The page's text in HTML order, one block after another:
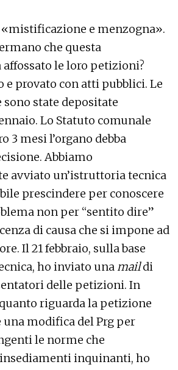
e menzogna».
che questa
le loro petizioni?
e provato con atti pubblici. Le
state depositate
Lo Statuto comunale
3 mesi l’organo debba
Abbiamo
avviato un’istruttoria tecnica
prescindere per conoscere
non per “sentito dire”
di causa che si impone ad
Il 21 febbraio, sulla base
ho inviato una maildi
delle petizioni. In
riguarda la petizione
una modifica del Prg per
le norme che
inquinanti, ho